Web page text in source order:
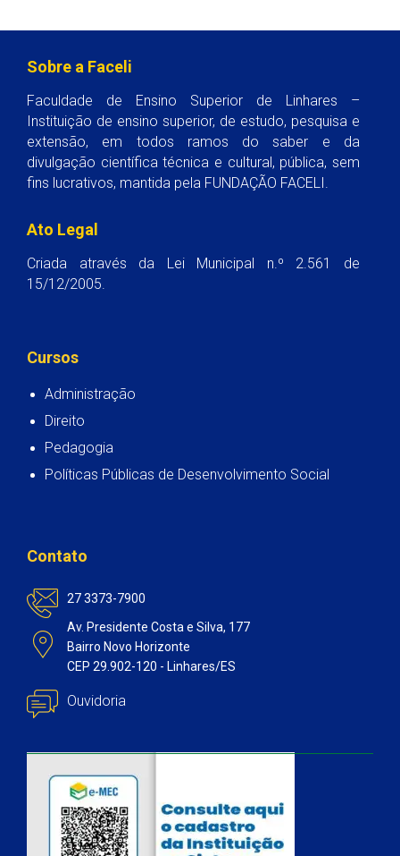
Sobre a Faceli
Faculdade de Ensino Superior de Linhares –
Instituição de ensino superior, de estudo, pesquisa e
extensão, em todos ramos do saber e da
divulgação científica técnica e cultural, pública, sem
fins lucrativos, mantida pela FUNDAÇÃO FACELI.
Ato Legal
Criada através da Lei Municipal n.º 2.561 de
15/12/2005.
Cursos
Administração
Direito
Pedagogia
Políticas Públicas de Desenvolvimento Social
Contato
27 3373-7900
Av. Presidente Costa e Silva, 177
Bairro Novo Horizonte
CEP 29.902-120 - Linhares/ES
Ouvidoria